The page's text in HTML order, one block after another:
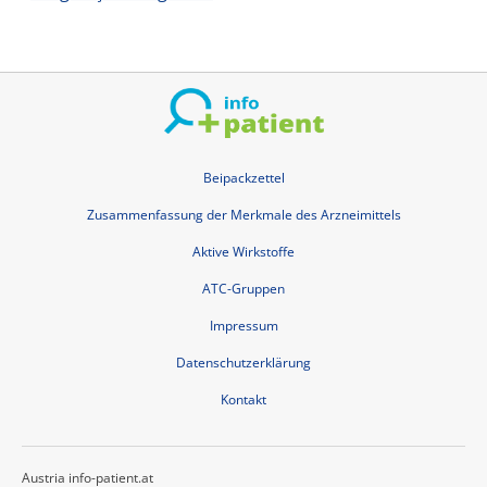
Beipackzettel
Zusammenfassung der Merkmale des Arzneimittels
Aktive Wirkstoffe
ATC-Gruppen
Impressum
Datenschutzerklärung
Kontakt
Austria info-patient.at